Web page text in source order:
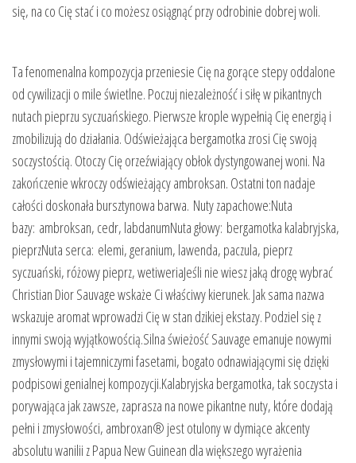
się, na co Cię stać i co możesz osiągnąć przy odrobinie dobrej woli.
Ta fenomenalna kompozycja przeniesie Cię na gorące stepy oddalone
od cywilizacji o mile świetlne. Poczuj niezależność i siłę w pikantnych
nutach pieprzu syczuańskiego. Pierwsze krople wypełnią Cię energią i
zmobilizują do działania. Odświeżająca bergamotka zrosi Cię swoją
soczystością. Otoczy Cię orzeźwiający obłok dystyngowanej woni. Na
zakończenie wkroczy odświeżający ambroksan. Ostatni ton nadaje
całości doskonała bursztynowa barwa. Nuty zapachowe:Nuta
bazy: ambroksan, cedr, labdanumNuta głowy: bergamotka kalabryjska,
pieprzNuta serca: elemi, geranium, lawenda, paczula, pieprz
syczuański, różowy pieprz, wetiweriaJeśli nie wiesz jaką drogę wybrać
Christian Dior Sauvage wskaże Ci właściwy kierunek. Jak sama nazwa
wskazuje aromat wprowadzi Cię w stan dzikiej ekstazy. Podziel się z
innymi swoją wyjątkowością.Silna świeżość Sauvage emanuje nowymi
zmysłowymi i tajemniczymi fasetami, bogato odnawiającymi się dzięki
podpisowi genialnej kompozycji.Kalabryjska bergamotka, tak soczysta i
porywająca jak zawsze, zaprasza na nowe pikantne nuty, które dodają
pełni i zmysłowości, ambroxan® jest otulony w dymiące akcenty
absolutu wanilii z Papua New Guinean dla większego wyrażenia